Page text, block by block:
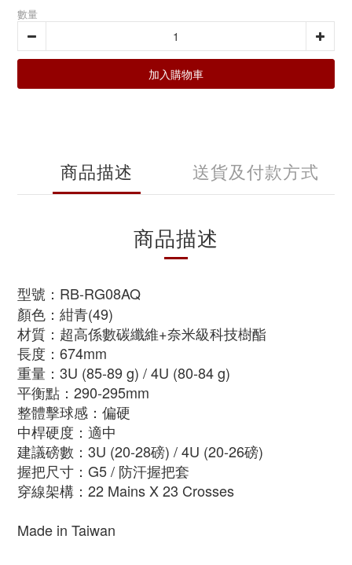
數量
加入購物車
商品描述 送貨及付款方式
商品描述
型號：RB-RG08AQ
顏色：紺青(49)
材質：超高係數碳纖維+奈米級科技樹酯
長度：674mm
重量：3U (85-89 g) / 4U (80-84 g)
平衡點：290-295mm
整體擊球感：偏硬
中桿硬度：適中
建議磅數：3U (20-28磅) / 4U (20-26磅)
握把尺寸：G5/ 防汗握把套
穿線架構：22 Mains X 23 Crosses
Made in Taiwan